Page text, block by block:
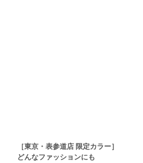
［東京・表参道店 限定カラー］
どんなファッションにも